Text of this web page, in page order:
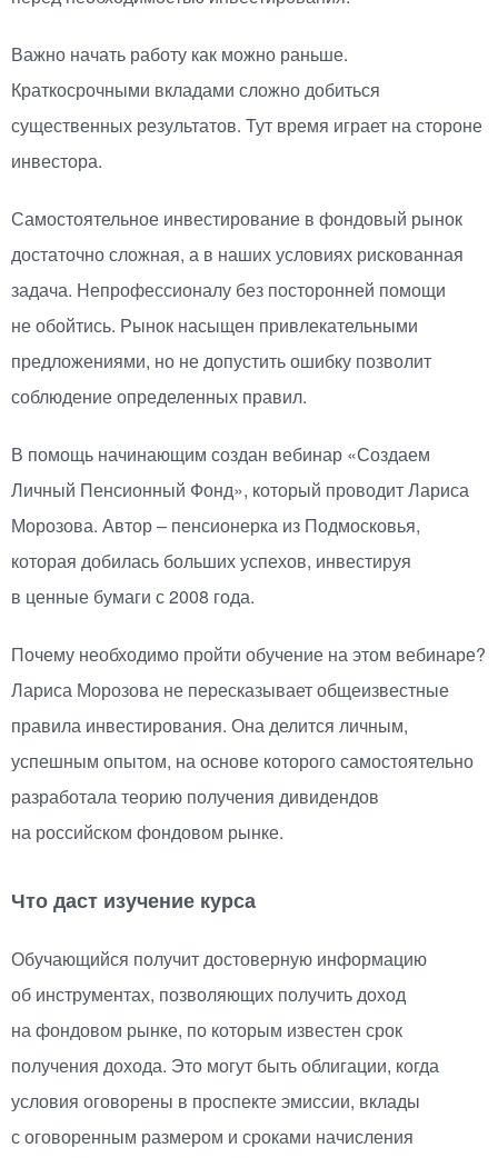
Важно начать работу как можно раньше.
Краткосрочными вкладами сложно добиться
существенных результатов. Тут время играет на стороне
инвестора.
Самостоятельное инвестирование в фондовый рынок
достаточно сложная, а в наших условиях рискованная
задача. Непрофессионалу без посторонней помощи
не обойтись. Рынок насыщен привлекательными
предложениями, но не допустить ошибку позволит
соблюдение определенных правил.
В помощь начинающим создан вебинар «Создаем
Личный Пенсионный Фонд», который проводит Лариса
Морозова. Автор – пенсионерка из Подмосковья,
которая добилась больших успехов, инвестируя
в ценные бумаги с 2008 года.
Почему необходимо пройти обучение на этом вебинаре?
Лариса Морозова не пересказывает общеизвестные
правила инвестирования. Она делится личным,
успешным опытом, на основе которого самостоятельно
разработала теорию получения дивидендов
на российском фондовом рынке.
Что даст изучение курса
Обучающийся получит достоверную информацию
об инструментах, позволяющих получить доход
на фондовом рынке, по которым известен срок
получения дохода. Это могут быть облигации, когда
условия оговорены в проспекте эмиссии, вклады
с оговоренным размером и сроками начисления